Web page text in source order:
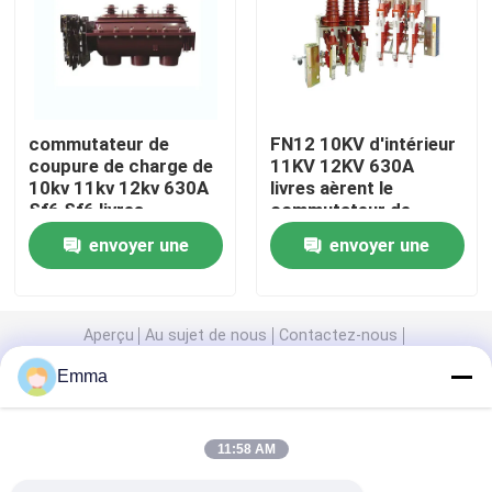
Commutateur à haute tension de débranchement
Disjoncteur SF6
Transformateur de courant de CT
Transformateur potentiel de pinte
Compteur de CT pinte
commutateur de
coupure de charge de
10kv 11kv 12kv 630A
Sf6 Sf6 livres
envoyer une
FN12 10KV d'intérieur
11KV 12KV 630A
livres aèrent le
commutateur de
coupure de charge
envoyer une
Aperçu Au sujet de nous
Contactez-nous
Emma
11:58 AM